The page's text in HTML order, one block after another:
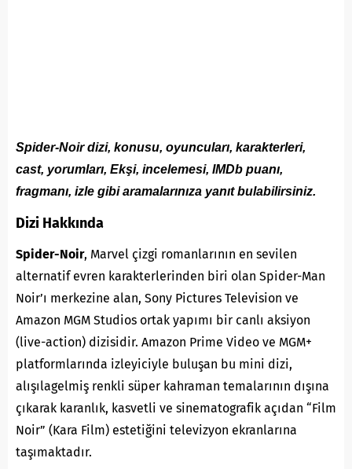
Spider-Noir dizi, konusu, oyuncuları, karakterleri,
cast, yorumları, Ekşi, incelemesi, IMDb puanı,
fragmanı, izle gibi aramalarınıza yanıt bulabilirsiniz.
Dizi Hakkında
Spider-Noir, Marvel çizgi romanlarının en sevilen
alternatif evren karakterlerinden biri olan Spider-Man
Noir’ı merkezine alan, Sony Pictures Television ve
Amazon MGM Studios ortak yapımı bir canlı aksiyon
(live-action) dizisidir. Amazon Prime Video ve MGM+
platformlarında izleyiciyle buluşan bu mini dizi,
alışılagelmiş renkli süper kahraman temalarının dışına
çıkarak karanlık, kasvetli ve sinematografik açıdan “Film
Noir” (Kara Film) estetiğini televizyon ekranlarına
taşımaktadır.